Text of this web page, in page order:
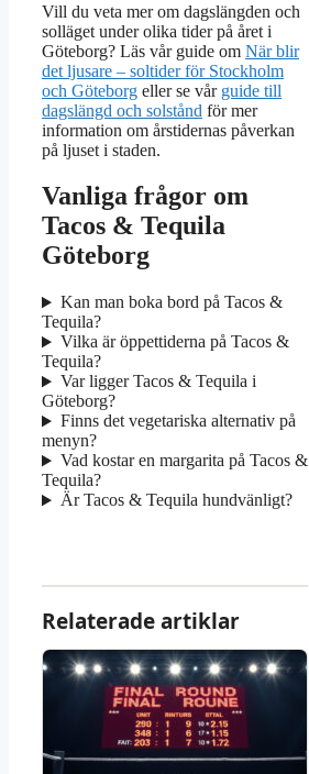
Vill du veta mer om dagslängden och
solläget under olika tider på året i
Göteborg? Läs vår guide om När blir
det ljusare – soltider för Stockholm
och Göteborg eller se vår guide till
dagslängd och solstånd för mer
information om årstidernas påverkan
på ljuset i staden.
Vanliga frågor om
Tacos & Tequila
Göteborg
Kan man boka bord på Tacos &
Tequila?
Vilka är öppettiderna på Tacos &
Tequila?
Var ligger Tacos & Tequila i
Göteborg?
Finns det vegetariska alternativ på
menyn?
Vad kostar en margarita på Tacos &
Tequila?
Är Tacos & Tequila hundvänligt?
Relaterade artiklar